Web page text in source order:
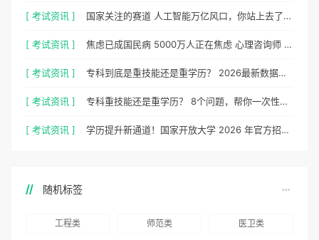
[ 考试资讯 ] 国家关注的赛道 人工智能万亿风口，你站上去了吗？
[ 考试资讯 ] 焦虑已成国民病 5000万人正在焦虑 心理咨询师 130万缺口等你填
[ 考试资讯 ] 专科到底是重技能还是重学历？ 2026最新数据，说得很清楚了
[ 考试资讯 ] 专科重技能还是重学历？ 8个问题，帮你一次性想清楚
[ 考试资讯 ] 学历提升新通道！国家开放大学 2026 年官方招生简章正式出炉
随机标签
工程类 师范类 医卫类